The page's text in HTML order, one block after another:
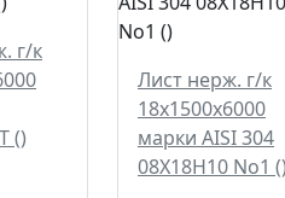
г/к
()
Лист нерж. г/к
18х1500х6000
марки AISI 304
08Х18Н10 No1 ()